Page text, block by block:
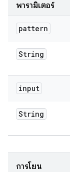
พารามิเตอร์
pattern
String
input
String
การโยน